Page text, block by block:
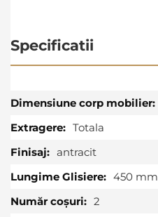
Specificatii
Specificatii
Totala
antracit
450 mm
2